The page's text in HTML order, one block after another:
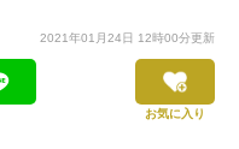
2021年01月24日 12時00分更新
お気に入り